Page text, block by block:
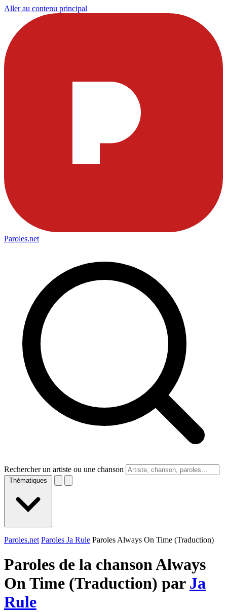
Aller au contenu principal
Paroles.net
Rechercher un artiste ou une chanson
Thématiques
Paroles.net Paroles Ja Rule Paroles Always On Time (Traduction)
Paroles de la chanson Always
On Time (Traduction) par Ja
Rule